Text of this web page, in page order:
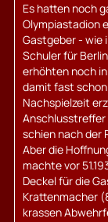
Es hatten noch
Olympiastadion
Gastgeber - wie
Schuler für
erhöhten noch
damit fast
Nachspielzeit
Anschlusstreffer
schien nach der
Aber die
machte vor
Deckel für die
Krattenmacher
krassen